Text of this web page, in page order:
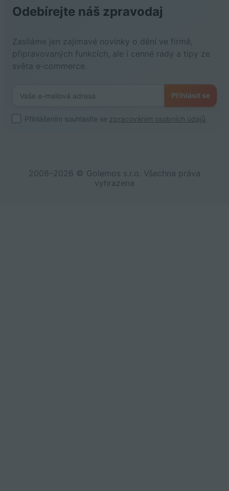
Odebírejte náš zpravodaj
Zasíláme jen zajímavé novinky o dění ve firmě,
připravovaných funkcích, ale i cenné rady a tipy ze
světa e-commerce.
Přihlásit se
Přihlášením souhlasíte se zpracováním osobních údajů
2008–2026 © Golemos s.r.o. Všechna práva
vyhrazena